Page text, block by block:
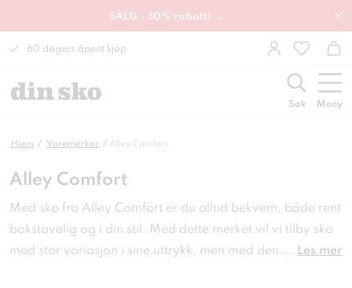
SALG - 30% rabatt! →
60 dagers åpent kjøp
Søk Meny
Hjem Varemerker Alley Comfort
Alley Comfort
Med sko fra Alley Comfort er du alltid bekvem, både rent
bokstavelig og i din stil. Med dette merket vil vi tilby sko
med stor variasjon i sine uttrykk, men med den ... Les mer